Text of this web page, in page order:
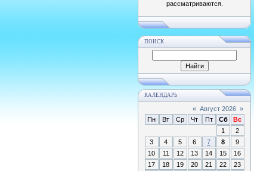
рассматриваются.
ПОИСК
КАЛЕНДАРЬ
« Август 2026 »
Пн
Вт Ср Чт Пт Сб
Вс
1
2
3
4 5 6 7 8
9
10
11 12 13 14 15
16
17
18 19 20 21 22
23